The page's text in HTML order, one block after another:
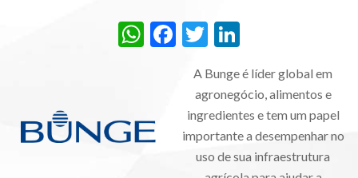
WhatsApp
Facebook
Twitter
A Bunge é líder global em
agronegócio, alimentos e
ingredientes e tem um papel
importante a desempenhar no
uso de sua infraestrutura